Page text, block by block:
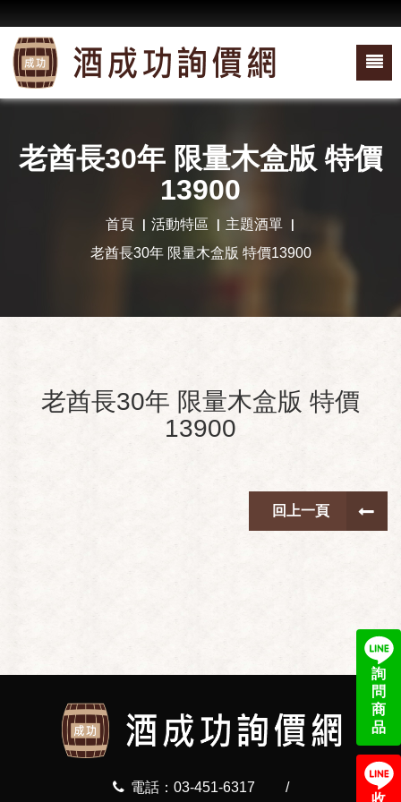
詢
問
商
品
收
老酋長30年 限量木盒版 特價
13900
首頁 活動特區
主題酒單
老酋長30年 限量木盒版 特價13900
老酋長30年 限量木盒版 特價
13900
回上一頁
電話：03-451-6317 /